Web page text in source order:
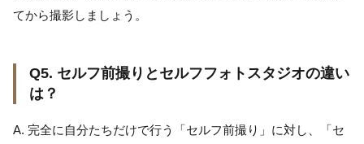
てから撮影しましょう。
Q5. セルフ前撮りとセルフフォトスタジオの違い
は？
A. 完全に自分たちだけで行う「セルフ前撮り」に対し、「セ